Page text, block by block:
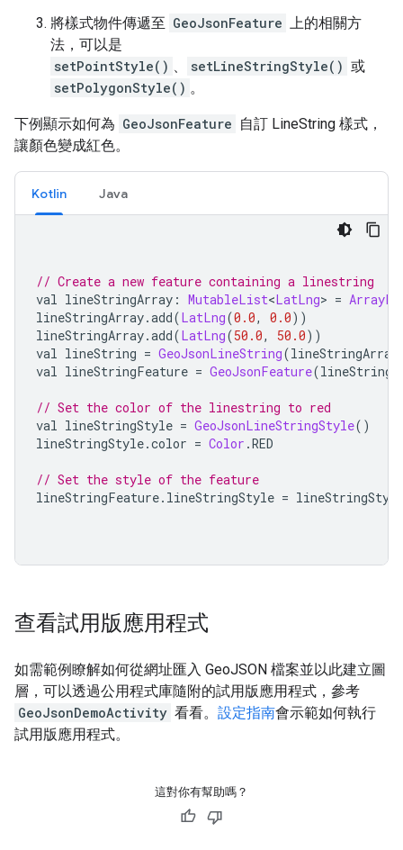
將樣式物件傳遞至 GeoJsonFeature 上的相關方
法，可以是
setPointStyle() 、 setLineStringStyle() 或
setPolygonStyle() 。
下例顯示如何為 GeoJsonFeature 自訂 LineString 樣式，
讓顏色變成紅色。
Kotlin Java
// Create a new feature containing a linestring
val lineStringArray : MutableList<LatLng> =
lineStringArray.add(LatLng(0.0, 0.0))
lineStringArray.add(LatLng(50.0, 50.0))
val lineString = GeoJsonLineString(lineStringArray
val lineStringFeature = GeoJsonFeature(lineString
// Set the color of the linestring to red
val lineStringStyle = GeoJsonLineStringStyle()
lineStringStyle.color = Color .RED
// Set the style of the feature
lineStringFeature. lineStringStyle = lineStringStyle
查看試用版應用程式
如需範例瞭解如何從網址匯入 GeoJSON 檔案並以此建立圖
層，可以透過公用程式庫隨附的試用版應用程式，參考
GeoJsonDemoActivity 看看。 設定指南會示範如何執行
試用版應用程式。
這對你有幫助嗎？